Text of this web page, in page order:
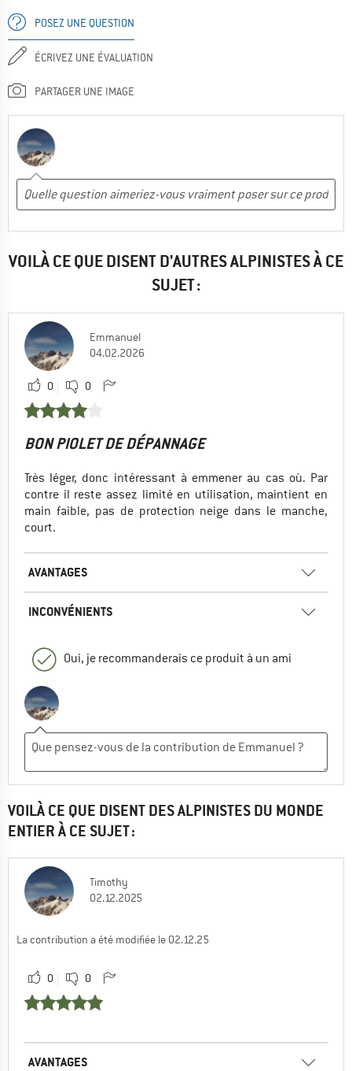
POSEZ UNE QUESTION
ÉCRIVEZ UNE ÉVALUATION
PARTAGER UNE IMAGE
VOILÀ CE QUE DISENT D'AUTRES ALPINISTES À CE
SUJET :
Emmanuel
04.02.2026
0 0
BON PIOLET DE DÉPANNAGE
Très léger, donc intéressant à emmener au cas où. Par
contre il reste assez limité en utilisation, maintient en
main faible, pas de protection neige dans le manche,
court.
AVANTAGES
INCONVÉNIENTS
Oui, je recommanderais ce produit à un ami
VOILÀ CE QUE DISENT DES ALPINISTES DU MONDE
ENTIER À CE SUJET :
Timothy
02.12.2025
La contribution a été modifiée le 02.12.25
0 0
AVANTAGES